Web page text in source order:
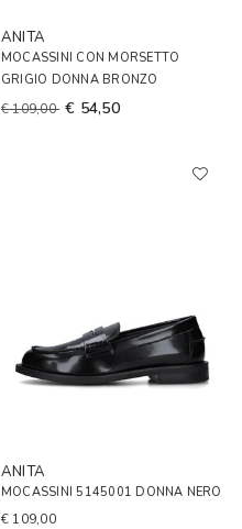
ANITA
MOCASSINI CON MORSETTO
GRIGIO DONNA BRONZO
€ 109,00 € 54,50
ANITA
MOCASSINI 5145001 DONNA NERO
€ 109,00